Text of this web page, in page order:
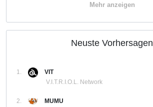
Mehr anzeigen
Neuste Vorhersagen
1.
VIT
V.I.T.R.I.O.L. Network
2.
MUMU